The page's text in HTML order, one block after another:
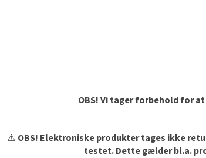
OBS! Vi tager forbehold for
⚠️ OBS! Elektroniske produkter tages ikke
testet. Dette gælder bl.a.